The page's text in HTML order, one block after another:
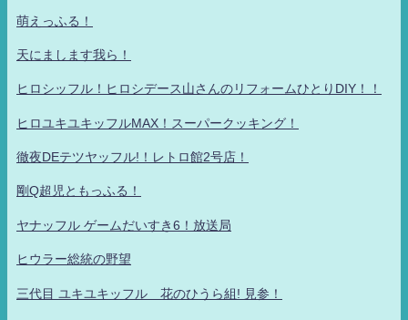
萌えっふる！
天にまします我ら！
ヒロシッフル！ヒロシデース山さんのリフォームひとりDIY！！
ヒロユキユキッフルMAX！スーパークッキング！
徹夜DEテツヤッフル!！レトロ館2号店！
剛Q超児ともっふる！
ヤナッフル ゲームだいすき6！放送局
ヒウラー総統の野望
三代目 ユキユキッフル 花のひうら組! 見参！